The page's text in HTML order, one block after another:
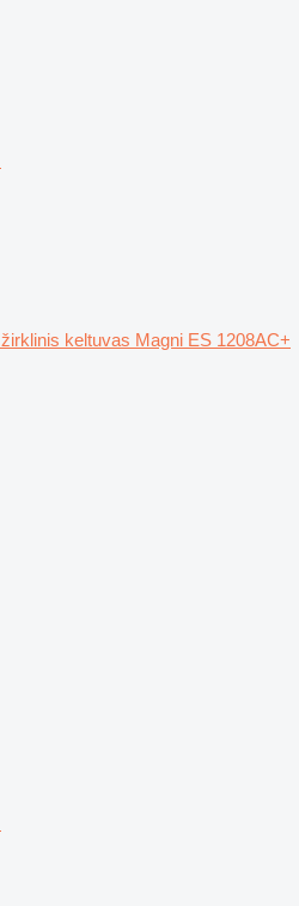
žirklinis keltuvas Magni ES 1208AC+